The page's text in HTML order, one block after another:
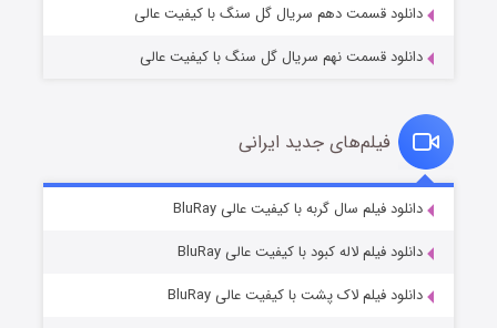
قسمت7 (زیرنویس) منتشر شد
دانلود قسمت دهم سریال گل سنگ با کیفیت عالی
دانلود قسمت نهم سریال گل سنگ با کیفیت عالی
فیلم‌های جدید ایرانی
دانلود فیلم سال گربه با کیفیت عالی BluRay
دانلود فیلم لاله کبود با کیفیت عالی BluRay
دانلود فیلم لاک پشت با کیفیت عالی BluRay